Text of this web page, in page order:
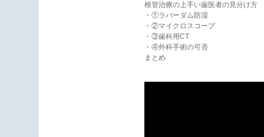
根管治療の上手い歯医者の見分け方
・①ラバーダム防湿
・②マイクロスコープ
・③歯科用CT
・④外科手術の可否
まとめ